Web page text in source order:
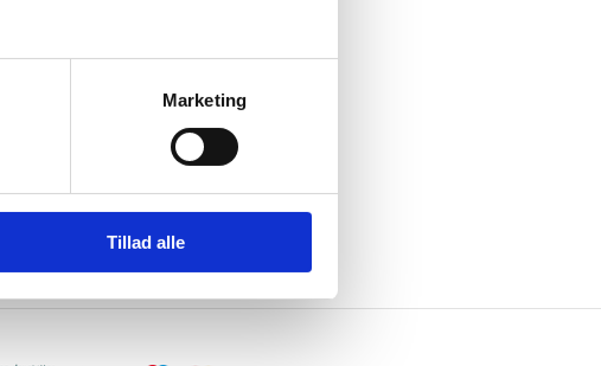
Marketing
Tillad alle